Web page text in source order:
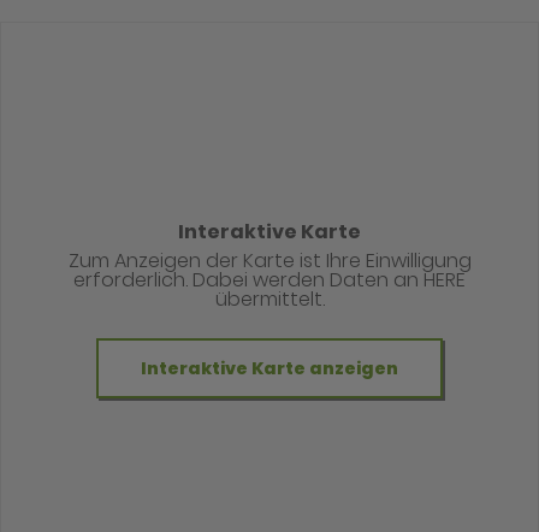
Interaktive Karte
Zum Anzeigen der Karte ist Ihre Einwilligung
erforderlich. Dabei werden Daten an HERE
übermittelt.
Interaktive Karte anzeigen